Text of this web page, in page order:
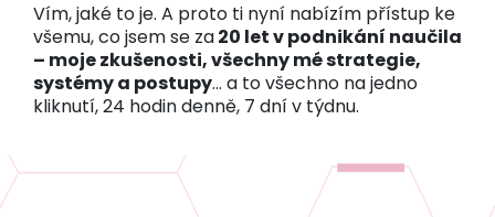
Vím, jaké to je. A proto ti nyní nabízím přístup ke
všemu, co jsem se za20 let v podnikání naučila
– moje zkušenosti, všechny mé strategie,
systémy a postupy... a to všechno na jedno
kliknutí, 24 hodin denně, 7 dní v týdnu.